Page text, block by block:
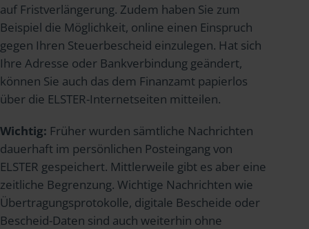
auf Fristverlängerung. Zudem haben Sie zum
Beispiel die Möglichkeit, online einen Einspruch
gegen Ihren Steuerbescheid einzulegen. Hat sich
Ihre Adresse oder Bankverbindung geändert,
können Sie auch das dem Finanzamt papierlos
über die ELSTER-Internetseiten mitteilen.
Wichtig: Früher wurden sämtliche Nachrichten
dauerhaft im persönlichen Posteingang von
ELSTER gespeichert. Mittlerweile gibt es aber eine
zeitliche Begrenzung. Wichtige Nachrichten wie
Übertragungsprotokolle, digitale Bescheide oder
Bescheid-Daten sind auch weiterhin ohne